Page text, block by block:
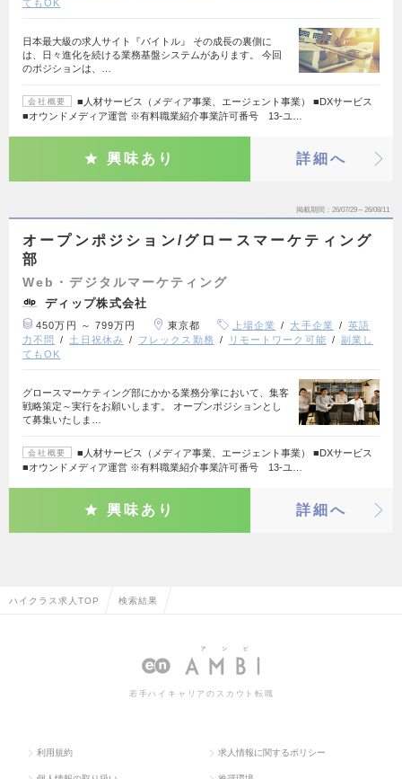
てもOK
日本最大級の求人サイト『バイトル』 その成長の裏側に
は、日々進化を続ける業務基盤システムがあります。 今回
のポジションは、…
会社概要
■人材サービス（メディア事業、エージェント事業） ■DXサービス
■オウンドメディア運営 ※有料職業紹介事業許可番号 13-ユ…
興味あり 詳細へ
掲載期間 26/07/29～26/08/11
オープンポジション/グロースマーケティング
部
Web・デジタルマーケティング
ディップ株式会社
450万円 ～ 799万円 東京都 上場企業 大手企業
英語
力不問
土日祝休み フレックス勤務 リモートワーク可能
副業し
てもOK
グロースマーケティング部にかかる業務分掌において、集客
戦略策定～実行をお願いします。 オープンポジションとし
て募集いたしま…
会社概要
■人材サービス（メディア事業、エージェント事業） ■DXサービス
■オウンドメディア運営 ※有料職業紹介事業許可番号 13-ユ…
興味あり 詳細へ
ハイクラス求人TOP 検索結果
若手ハイキャリアのスカウト転職
利用規約 求人情報に関するポリシー